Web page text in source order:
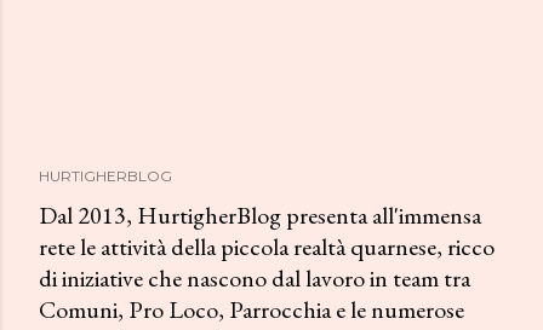
HURTIGHERBLOG
Dal 2013, HurtigherBlog presenta all'immensa
rete le attività della piccola realtà quarnese, ricco
di iniziative che nascono dal lavoro in team tra
Comuni, Pro Loco, Parrocchia e le numerose